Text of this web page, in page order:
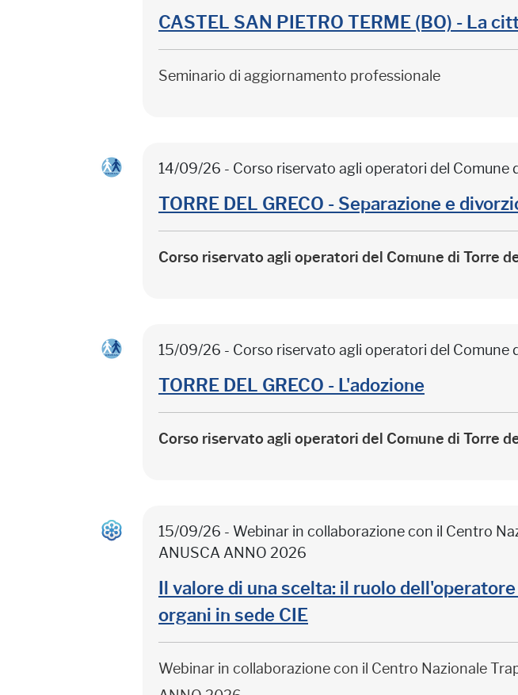
CASTEL SAN PIETRO TERME (BO) - La
Seminario di aggiornamento professionale
14/09/26 - Corso riservato agli operatori del Comune
TORRE DEL GRECO - Separazione e
Corso riservato agli operatori del Comune di Torre
15/09/26 - Corso riservato agli operatori del Comune
TORRE DEL GRECO - L'adozione
Corso riservato agli operatori del Comune di Torre
15/09/26 - Webinar in collaborazione con il Centro
ANUSCA ANNO 2026
Il valore di una scelta: il ruolo
organi in sede CIE
Webinar in collaborazione con il Centro Nazionale